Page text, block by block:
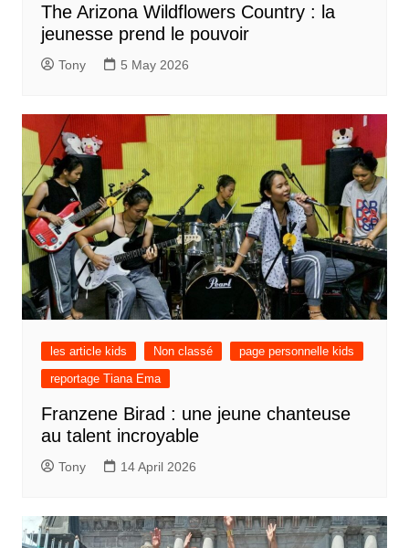
The Arizona Wildflowers Country : la
jeunesse prend le pouvoir
Tony 5 May 2026
les article kids Non classé
page personnelle kids
reportage Tiana Ema
Franzene Birad : une jeune chanteuse
au talent incroyable
Tony 14 April 2026